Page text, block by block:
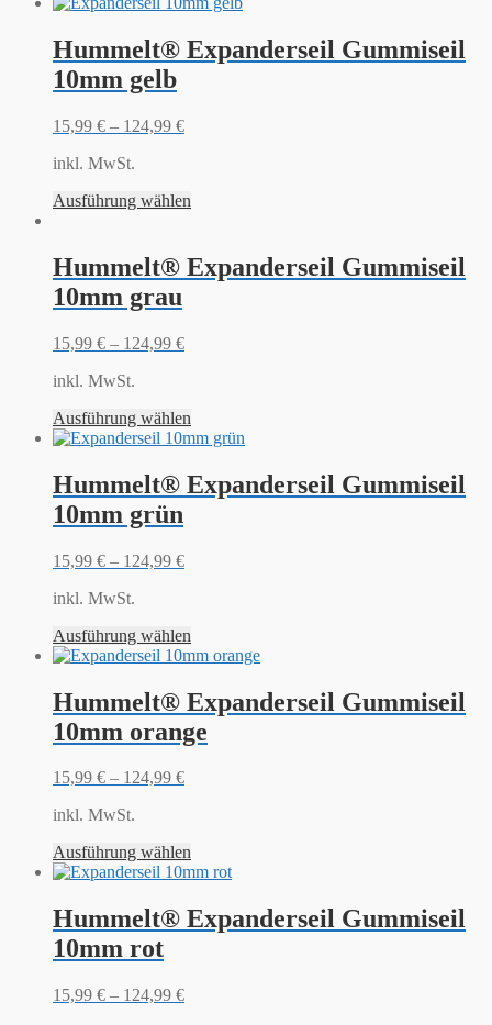
Hummelt® Expanderseil Gummiseil
10mm gelb
15,99 € – 124,99 €
inkl. MwSt.
Ausführung wählen
Hummelt® Expanderseil Gummiseil
10mm grau
15,99 € – 124,99 €
inkl. MwSt.
Ausführung wählen
Hummelt® Expanderseil Gummiseil
10mm grün
15,99 € – 124,99 €
inkl. MwSt.
Ausführung wählen
Hummelt® Expanderseil Gummiseil
10mm orange
15,99 € – 124,99 €
inkl. MwSt.
Ausführung wählen
Hummelt® Expanderseil Gummiseil
10mm rot
15,99 € – 124,99 €